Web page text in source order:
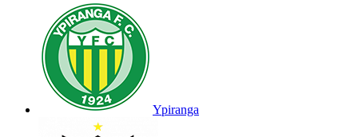
Ypiranga